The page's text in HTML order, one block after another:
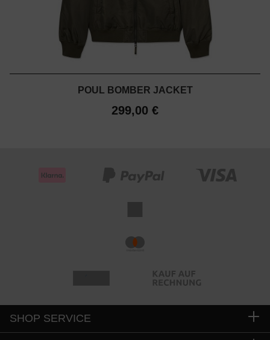
POUL BOMBER JACKET
299,00 €
SHOP SERVICE